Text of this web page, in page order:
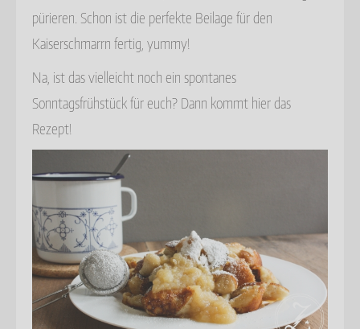
pürieren. Schon ist die perfekte Beilage für den
Kaiserschmarrn fertig, yummy!
Na, ist das vielleicht noch ein spontanes
Sonntagsfrühstück für euch? Dann kommt hier das
Rezept!